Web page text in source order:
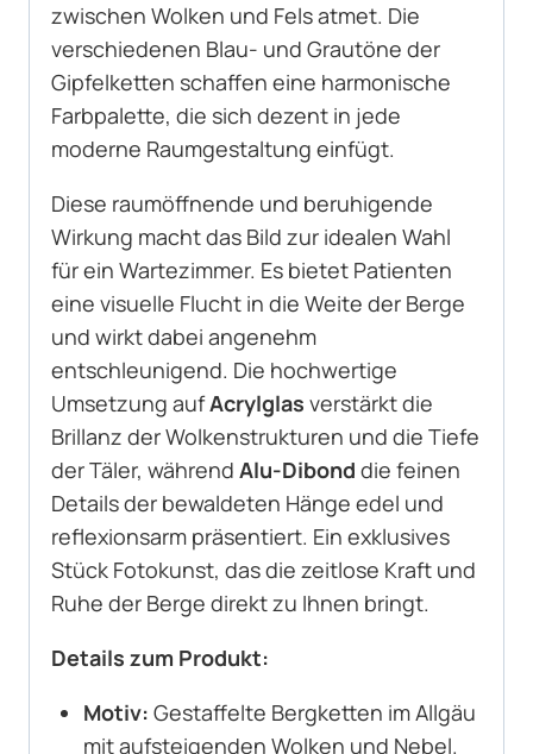
zwischen Wolken und Fels atmet. Die
verschiedenen Blau- und Grautöne der
Gipfelketten schaffen eine harmonische
Farbpalette, die sich dezent in jede
moderne Raumgestaltung einfügt.
Diese raumöffnende und beruhigende
Wirkung macht das Bild zur idealen Wahl
für ein Wartezimmer. Es bietet Patienten
eine visuelle Flucht in die Weite der Berge
und wirkt dabei angenehm
entschleunigend. Die hochwertige
Umsetzung aufAcrylglas verstärkt die
Brillanz der Wolkenstrukturen und die Tiefe
der Täler, während Alu-Dibond die feinen
Details der bewaldeten Hänge edel und
reflexionsarm präsentiert. Ein exklusives
Stück Fotokunst, das die zeitlose Kraft und
Ruhe der Berge direkt zu Ihnen bringt.
Details zum Produkt:
Motiv: Gestaffelte Bergketten im Allgäu
mit aufsteigenden Wolken und Nebel.